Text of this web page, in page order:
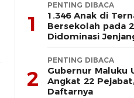
1
PENTING DIBACA
1.346 Anak di
Bersekolah pada
Didominasi
2
PENTING DIBACA
Gubernur Maluku
Angkat 22
Daftarnya